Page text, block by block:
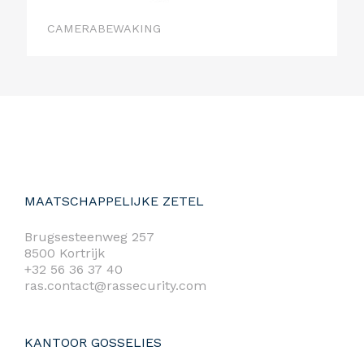
CAMERABEWAKING
MAATSCHAPPELIJKE ZETEL
Brugsesteenweg 257
8500 Kortrijk
+32 56 36 37 40
ras.contact@rassecurity.com
KANTOOR GOSSELIES